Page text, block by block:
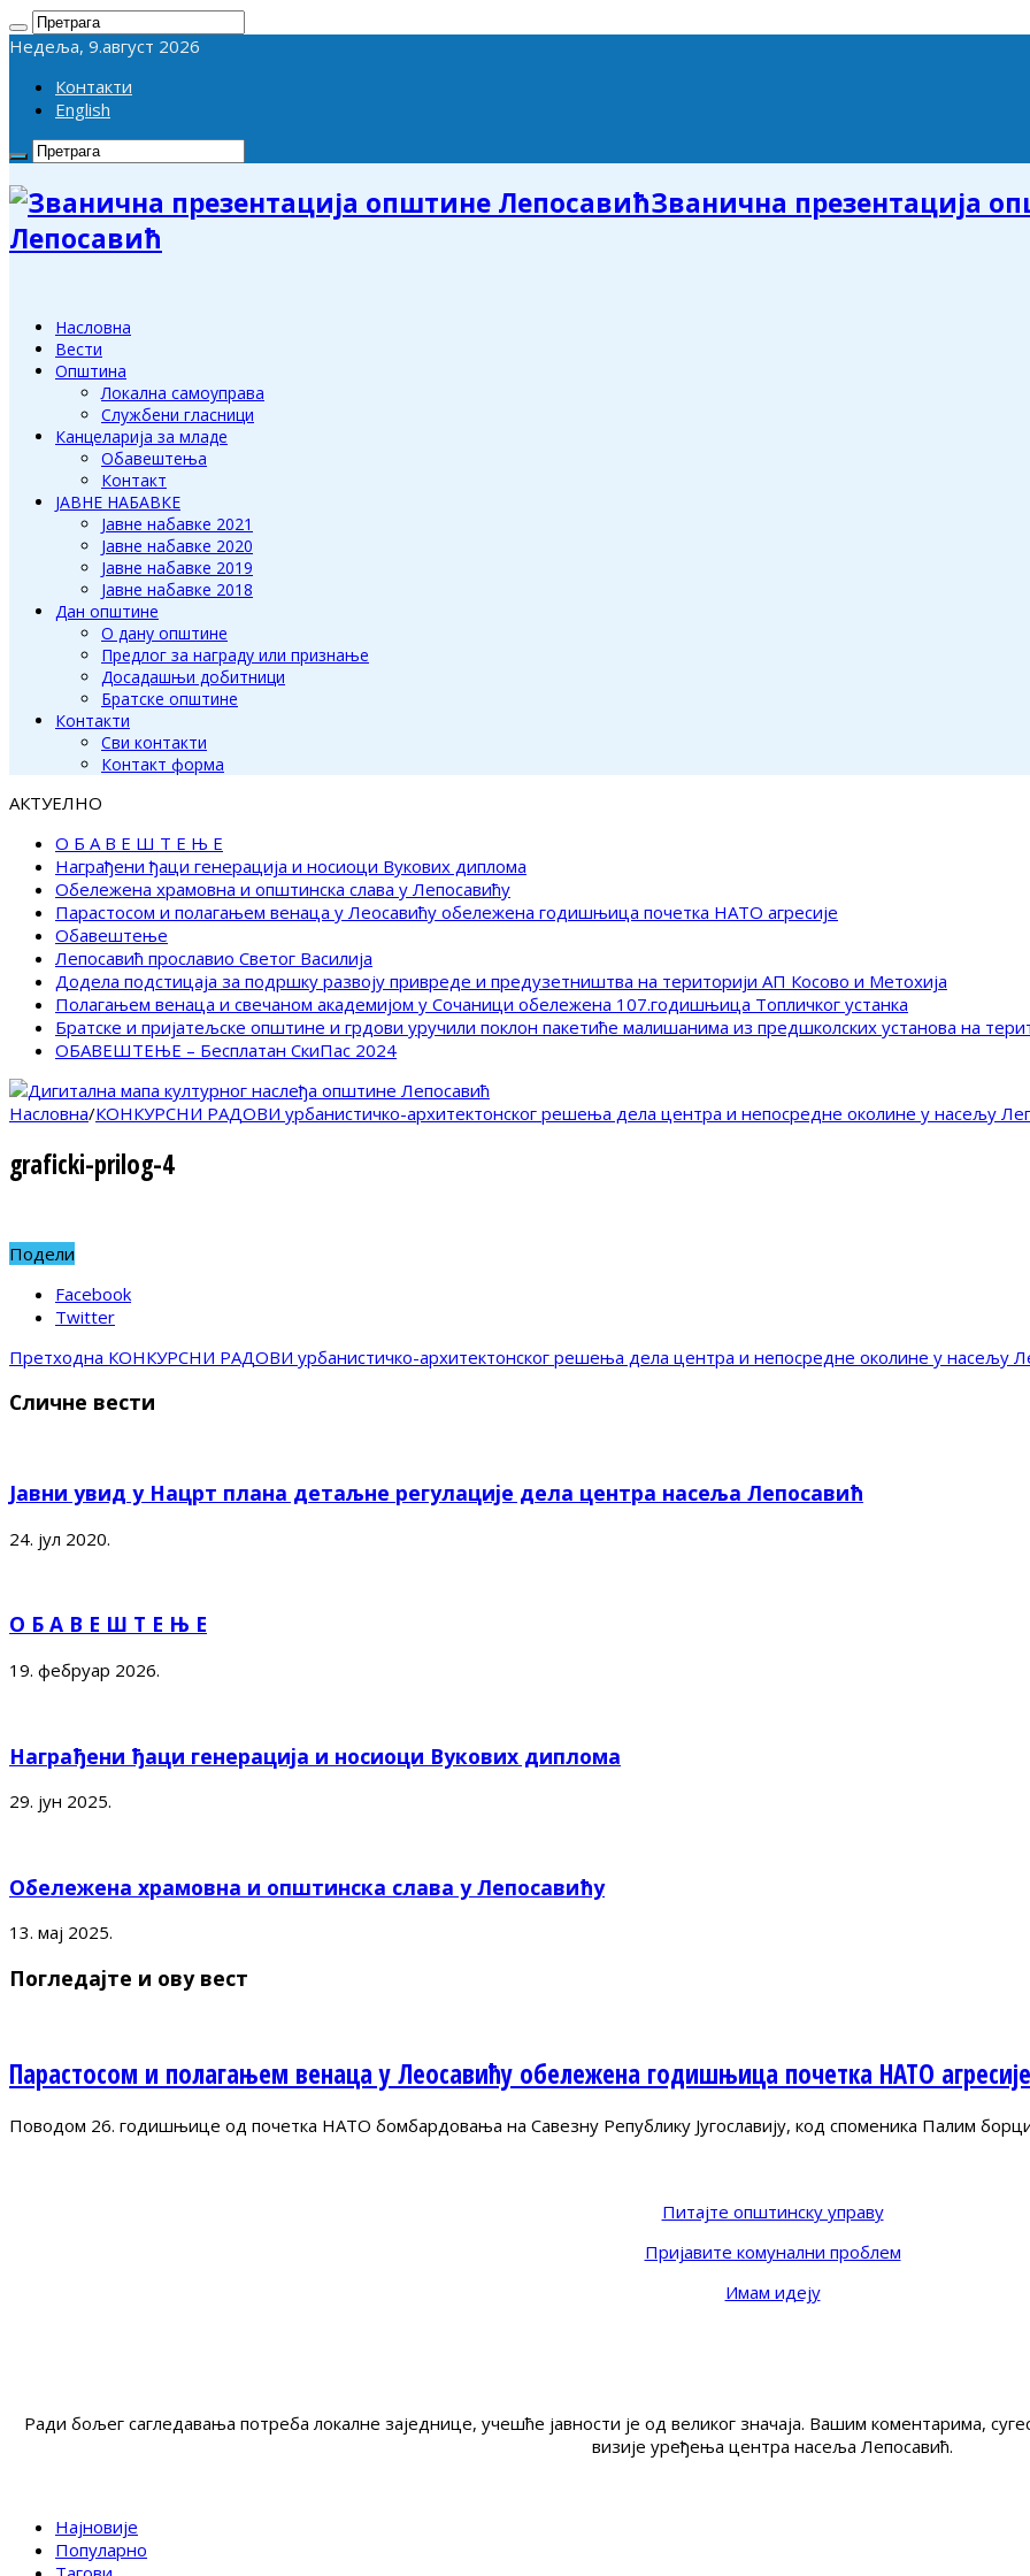
Недеља, 9.август 2026
Контакти
English
Званична презентација
Лепосавић
Насловна
Вести
Општина
Локална самоуправа
Службени гласници
Канцеларија за младе
Обавештења
Контакт
ЈАВНЕ НАБАВКЕ
Јавне набавке 2021
Јавне набавке 2020
Јавне набавке 2019
Јавне набавке 2018
Дан општине
О дану општине
Предлог за награду или признање
Досадашњи добитници
Братске општине
Контакти
Сви контакти
Контакт форма
АКТУЕЛНО
О Б А В Е Ш Т Е Њ Е
Награђени ђаци генерација и носиоци Вукових диплома
Обележена храмовна и општинска слава у Лепосавићу
Парастосом и полагањем венаца у Леосавићу обележена годишњица почетка НАТО агресије
Обавештење
Лепосавић прославио Светог Василија
Додела подстицаја за подршку развоју привреде и предузетништва на територији АП Косово и Метохија
Полагањем венаца и свечаном академијом у Сочаници обележена 107.годишњица Топличког устанка
Братске и пријатељске општине и грдови уручили поклон пакетиће малишанима из предшколских установа на
ОБАВЕШТЕЊЕ – Бесплатан СкиПас 2024
Насловна/КОНКУРСНИ РАДОВИ урбанистичко-архитектонског решења дела центра и непосредне околине у насељу
graficki-prilog-4
Подели
Facebook
Twitter
Претходна КОНКУРСНИ РАДОВИ урбанистичко-архитектонског решења дела центра и непосредне околине у насељу
Сличне вести
Јавни увид у Нацрт плана детаљне регулације дела центра насеља Лепосавић
24. јул 2020.
О Б А В Е Ш Т Е Њ Е
19. фебруар 2026.
Награђени ђаци генерација и носиоци Вукових диплома
29. јун 2025.
Обележена храмовна и општинска слава у Лепосавићу
13. мај 2025.
Погледајте и ову вест
Парастосом и полагањем венаца у Леосавићу обележена годишњица почетка НАТО агресије
Поводом 26. годишњице од почетка НАТО бомбардовања на Савезну Републику Југославију, код споменика Палим
Питајте општинску управу
Пријавите комунални проблем
Имам идеју
Ради бољег сагледавања потреба локалне заједнице, учешће јавности је од великог значаја. Вашим коментарима,
визије уређења центра насеља Лепосавић.
Најновије
Популарно